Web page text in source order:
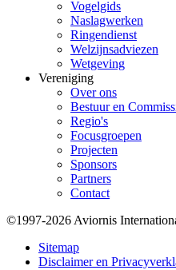
Vogelgids
Naslagwerken
Ringendienst
Welzijnsadviezen
Wetgeving
Vereniging
Over ons
Bestuur en
Regio's
Focusgroepen
Projecten
Sponsors
Partners
Contact
Bottom
©1997-2026 Aviornis
Sitemap
Disclaimer en